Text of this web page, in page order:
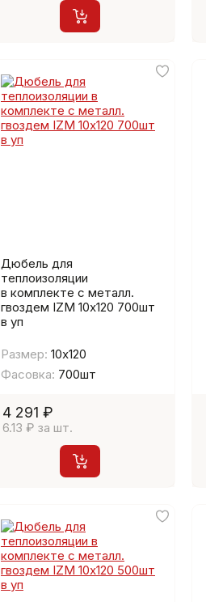
Дюбель для
теплоизоляции
в комплекте с металл.
гвоздем IZМ 10х120 700шт
в уп
Размер: 10х120
Фасовка: 700шт
4 291 ₽
6.13 ₽ за шт.